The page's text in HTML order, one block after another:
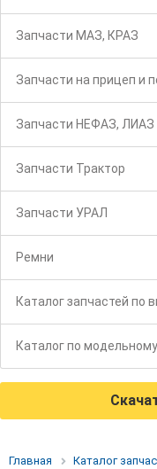
Запчасти МАЗ, КРАЗ
Запчасти на прицеп и
Запчасти НЕФАЗ, ЛИАЗ
Запчасти Трактор
Запчасти УРАЛ
Ремни
Каталог запчастей по
Каталог по
Главная
Каталог